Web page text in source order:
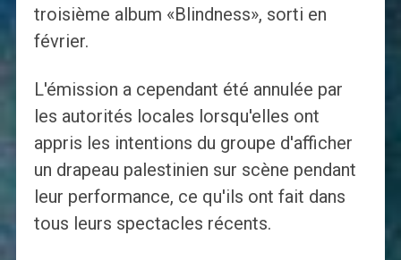
troisième album «Blindness», sorti en
février.
L'émission a cependant été annulée par
les autorités locales lorsqu'elles ont
appris les intentions du groupe d'afficher
un drapeau palestinien sur scène pendant
leur performance, ce qu'ils ont fait dans
tous leurs spectacles récents.